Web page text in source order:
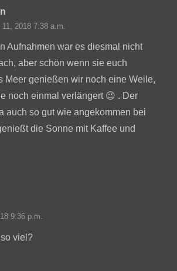
11, 2018 7:38 a.m.
Aufnahmen war es diesmal nicht
aber schön wenn sie euch
Meer genießen wir noch eine Weile,
noch einmal verlängert 😉 . Der
auch so gut wie angekommen bei
die Sonne mit Kaffee und
9:36 p.m.
viel?